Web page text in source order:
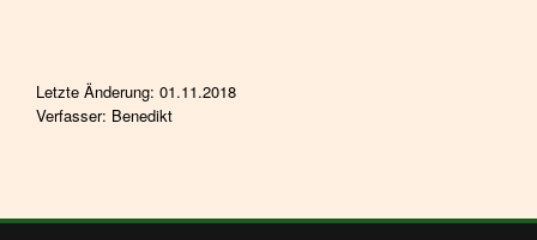
Letzte Änderung: 01.11.2018
Verfasser: Benedikt